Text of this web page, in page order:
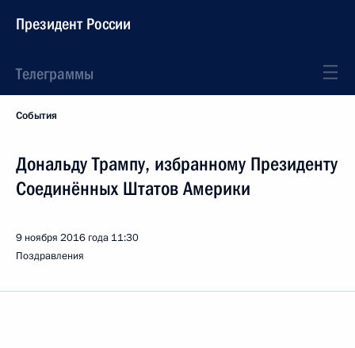
Президент России
Телеграммы
События
Дональду Трампу, избранному Президенту
Соединённых Штатов Америки
9 ноября 2016 года 11:30
Поздравления